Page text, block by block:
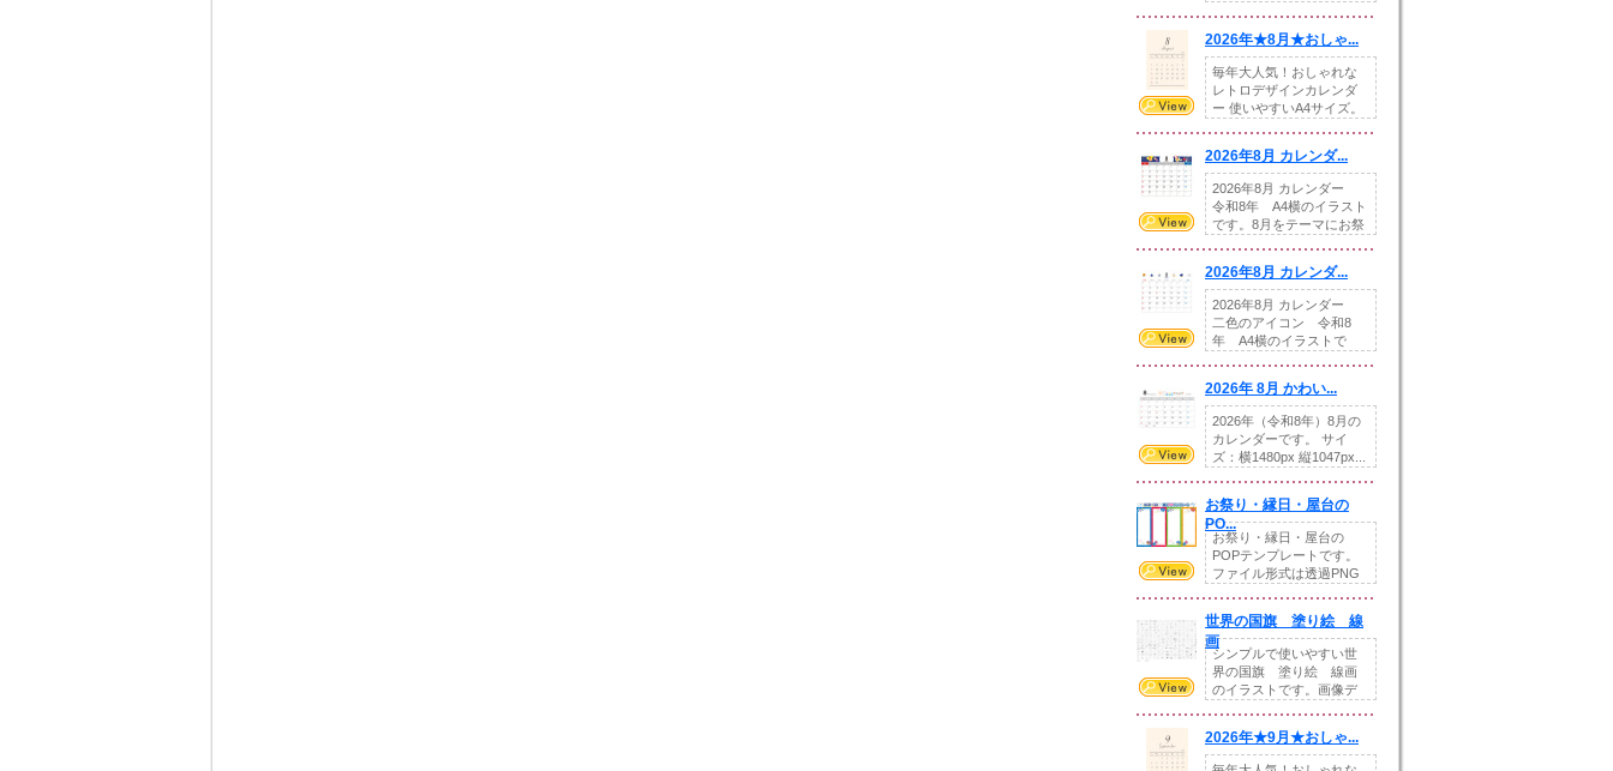
2026年★8月★おしゃ...
毎年大人気！おしゃれな
レトロデザインカレンダ
ー 使いやすいA4サイズ。
2026年8月 カレンダ...
2026年8月 カレンダー
令和8年 A4横のイラスト
です。8月をテーマにお祭
2026年8月 カレンダ...
2026年8月 カレンダー
二色のアイコン 令和8
年 A4横のイラストで
2026年 8月 かわい...
2026年（令和8年）8月の
カレンダーです。 サイ
ズ：横1480px 縦1047px...
お祭り・縁日・屋台の
PO...
お祭り・縁日・屋台の
POPテンプレートです。
ファイル形式は透過PNG
世界の国旗 塗り絵 線
画
シンプルで使いやすい世
界の国旗 塗り絵 線画
のイラストです。画像デ
2026年★9月★おしゃ...